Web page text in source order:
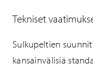
Tekniset
Sulkupeltien
kansainvälisiä